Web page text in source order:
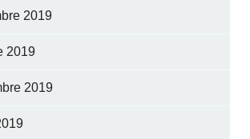
2019
2019
2019